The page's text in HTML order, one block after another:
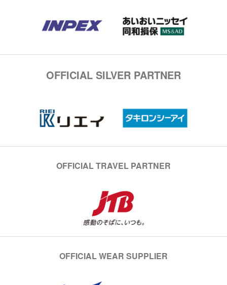
OFFICIAL SILVER PARTNER
OFFICIAL TRAVEL PARTNER
OFFICIAL WEAR SUPPLIER